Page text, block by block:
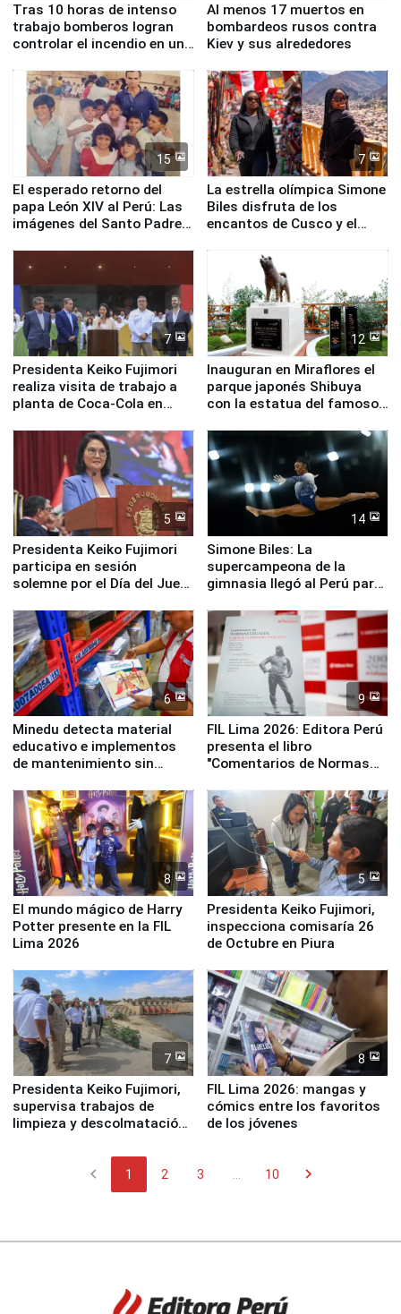
Tras 10 horas de intenso
trabajo bomberos logran
controlar el incendio en una
de Chile
Al menos 17 muertos en
bombardeos rusos contra
Kiev y sus alrededores
15
El esperado retorno del
papa León XIV al Perú: Las
imágenes del Santo Padre
7
La estrella olímpica Simone
Biles disfruta de los
encantos de Cusco y el
7
Presidenta Keiko Fujimori
realiza visita de trabajo a
planta de Coca-Cola en
12
Inauguran en Miraflores el
parque japonés Shibuya
con la estatua del famoso
5
Presidenta Keiko Fujimori
participa en sesión
solemne por el Día del Juez
14
Simone Biles: La
supercampeona de la
gimnasia llegó al Perú para
Panamericanos Lima 2027
6
Minedu detecta material
educativo e implementos
de mantenimiento sin
la UGEL 2
9
FIL Lima 2026: Editora Perú
presenta el libro
"Comentarios de Normas
Derecho Colectivo"
8
El mundo mágico de Harry
Potter presente en la FIL
Lima 2026
5
Presidenta Keiko Fujimori,
inspecciona comisaría 26
de Octubre en Piura
7
Presidenta Keiko Fujimori,
supervisa trabajos de
limpieza y descolmatación
8
FIL Lima 2026: mangas y
cómics entre los favoritos
de los jóvenes
chevron_left 1 2 3 10 chevron_right